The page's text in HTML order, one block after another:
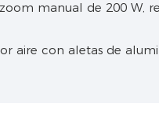
aire con aletas de